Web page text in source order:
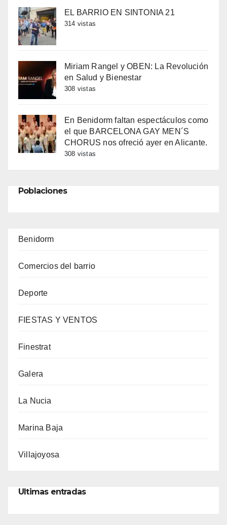
EL BARRIO EN SINTONIA 21
314 vistas
Miriam Rangel y OBEN: La Revolución
en Salud y Bienestar
308 vistas
En Benidorm faltan espectáculos como
el que BARCELONA GAY MEN´S
CHORUS nos ofreció ayer en Alicante.
308 vistas
Poblaciones
Benidorm
Comercios del barrio
Deporte
FIESTAS Y VENTOS
Finestrat
Galera
La Nucia
Marina Baja
Villajoyosa
Ultimas entradas